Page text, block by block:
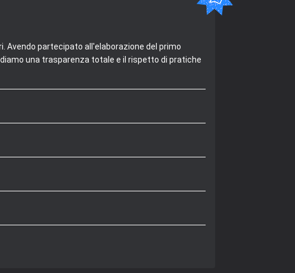
Avendo partecipato all'elaborazione del primo
una trasparenza totale e il rispetto di pratiche